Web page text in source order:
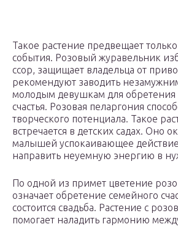
Такое растение предвещает
события. Розовый журавельник
ссор, защищает владельца от
рекомендуют заводить
молодым девушкам для обретения
счастья. Розовая пеларгония
творческого потенциала. Такое
встречается в детских садах. Оно
малышей успокаивающее
направить неуемную энергию в
По одной из примет цветение
означает обретение семейного
состоится свадьба. Растение с
помогает наладить гармонию